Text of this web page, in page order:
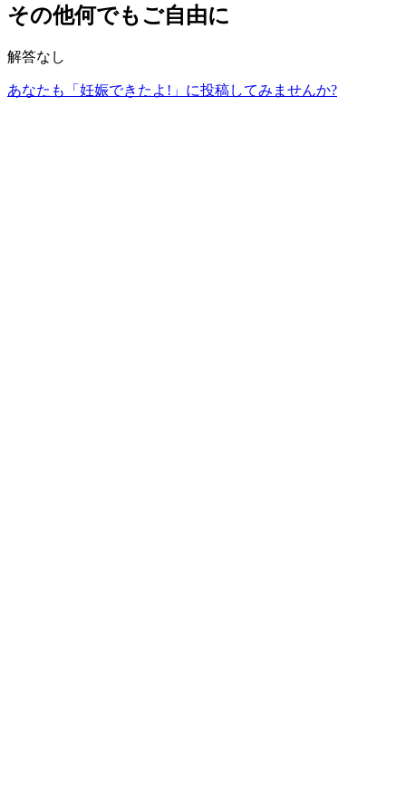
その他何でもご自由に
解答なし
あなたも「妊娠できたよ!」に投稿してみませんか?